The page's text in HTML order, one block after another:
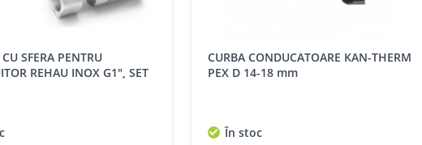
distanța tur - retur) 5 / km / directie
REHAU INOX G1", SET
CURBA CONDUCATOARE KAN-THERM
PEX D 14-18 mm
În stoc